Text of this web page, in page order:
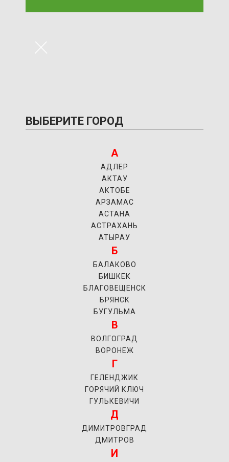
×
ВЫБЕРИТЕ ГОРОД
А
АДЛЕР
АКТАУ
АКТОБЕ
АРЗАМАС
АСТАНА
АСТРАХАНЬ
АТЫРАУ
Б
БАЛАКОВО
БИШКЕК
БЛАГОВЕЩЕНСК
БРЯНСК
БУГУЛЬМА
В
ВОЛГОГРАД
ВОРОНЕЖ
Г
ГЕЛЕНДЖИК
ГОРЯЧИЙ КЛЮЧ
ГУЛЬКЕВИЧИ
Д
ДИМИТРОВГРАД
ДМИТРОВ
И